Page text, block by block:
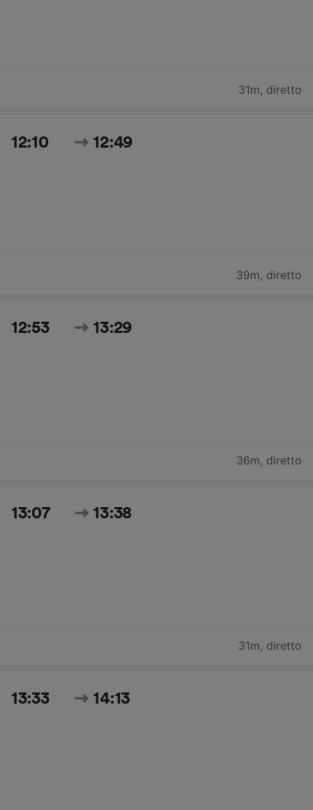
31m, diretto
12:10 12:49
39m, diretto
12:53 13:29
36m, diretto
13:07 13:38
31m, diretto
13:33 14:13